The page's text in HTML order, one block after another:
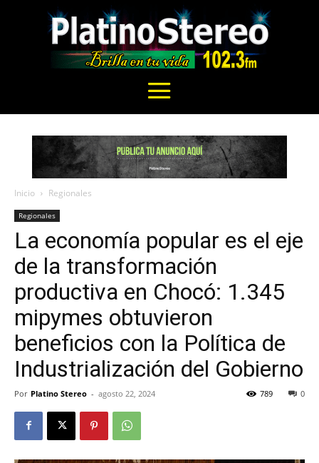
Inicio Regionales
Regionales
La economía popular es el eje
de la transformación
productiva en Chocó: 1.345
mipymes obtuvieron
beneficios con la Política de
Industrialización del Gobierno
Por Platino Stereo - agosto 22, 2024 0
789